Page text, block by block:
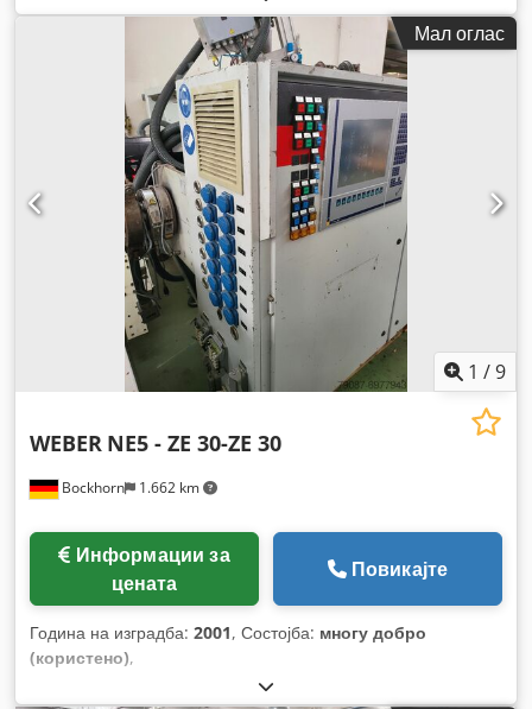
производот:7.000 мм,
Мал оглас
1 /9
Bockhorn 1.662 km
WEBER NE5 - ZE 30-ZE 30
цената
Повикајте
Година на изградба: 2001, Состојба: многу добро
(користено),